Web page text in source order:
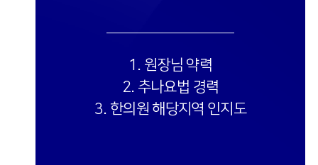
1. 원장님 약력
2. 추나요법 경력
3. 한의원 해당지역 인지도